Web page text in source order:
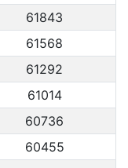
61843
61568
61292
61014
60736
60455